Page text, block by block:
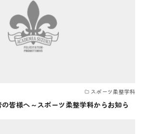
スポーツ柔整学科
皆様へ～スポーツ柔整学科からお知ら